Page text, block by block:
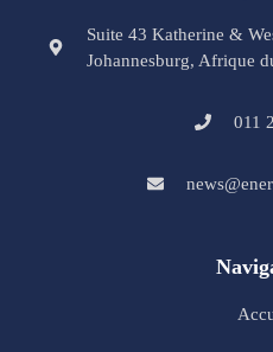
Suite 43 Katherine &
Johannesburg, Afrique
011